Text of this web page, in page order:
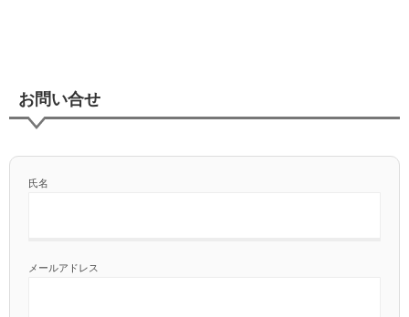
お問い合せ
氏名
メールアドレス